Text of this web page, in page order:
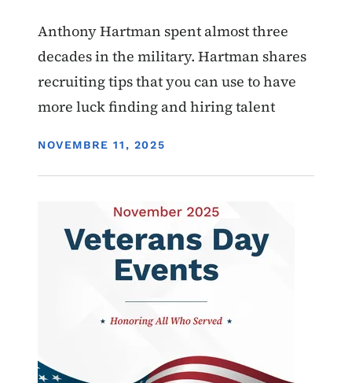
Anthony Hartman spent almost three
decades in the military. Hartman shares
recruiting tips that you can use to have
more luck finding and hiring talent
DISPLAY DATE
NOVEMBRE 11, 2025
Home Base Iowa